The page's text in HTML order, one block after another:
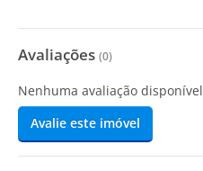
Avaliações (0)
Nenhuma avaliação disponível
Avalie este imóvel